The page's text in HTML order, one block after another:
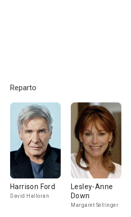
Reparto
Harrison Ford
David Halloran
Lesley-Anne
Down
Margaret Sellinger